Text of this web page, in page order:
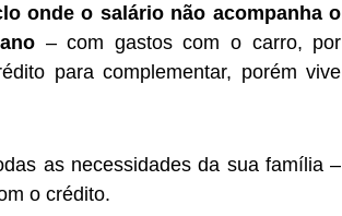
onde o salário não acompanha o
– com gastos com o carro, por
para complementar, porém vive
as necessidades da sua família –
o crédito.